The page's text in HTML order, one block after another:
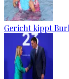
Gericht kippt